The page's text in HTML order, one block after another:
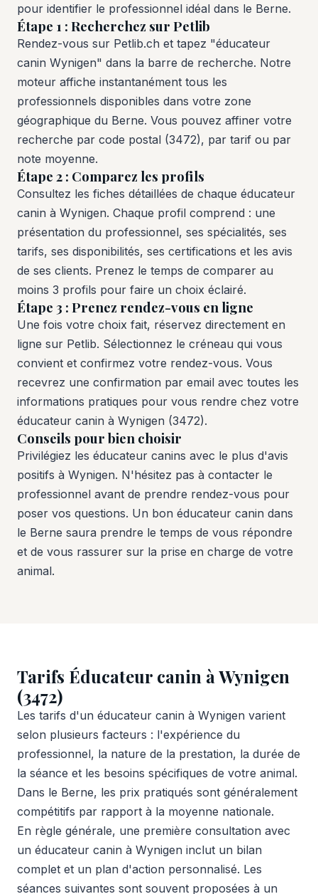
pour identifier le professionnel idéal dans le Berne.
Étape 1 : Recherchez sur Petlib
Rendez-vous sur Petlib.ch et tapez "éducateur
canin Wynigen" dans la barre de recherche. Notre
moteur affiche instantanément tous les
professionnels disponibles dans votre zone
géographique du Berne. Vous pouvez affiner votre
recherche par code postal (3472), par tarif ou par
note moyenne.
Étape 2 : Comparez les profils
Consultez les fiches détaillées de chaque éducateur
canin à Wynigen. Chaque profil comprend : une
présentation du professionnel, ses spécialités, ses
tarifs, ses disponibilités, ses certifications et les avis
de ses clients. Prenez le temps de comparer au
moins 3 profils pour faire un choix éclairé.
Étape 3 : Prenez rendez-vous en ligne
Une fois votre choix fait, réservez directement en
ligne sur Petlib. Sélectionnez le créneau qui vous
convient et confirmez votre rendez-vous. Vous
recevrez une confirmation par email avec toutes les
informations pratiques pour vous rendre chez votre
éducateur canin à Wynigen (3472).
Conseils pour bien choisir
Privilégiez les éducateur canins avec le plus d'avis
positifs à Wynigen. N'hésitez pas à contacter le
professionnel avant de prendre rendez-vous pour
poser vos questions. Un bon éducateur canin dans
le Berne saura prendre le temps de vous répondre
et de vous rassurer sur la prise en charge de votre
animal.
Tarifs Éducateur canin à Wynigen
(3472)
Les tarifs d'un éducateur canin à Wynigen varient
selon plusieurs facteurs : l'expérience du
professionnel, la nature de la prestation, la durée de
la séance et les besoins spécifiques de votre animal.
Dans le Berne, les prix pratiqués sont généralement
compétitifs par rapport à la moyenne nationale.
En règle générale, une première consultation avec
un éducateur canin à Wynigen inclut un bilan
complet et un plan d'action personnalisé. Les
séances suivantes sont souvent proposées à un